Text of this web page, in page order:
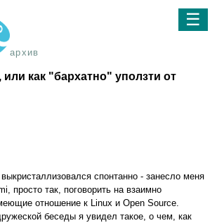
архив
☰
как "бархатно" уползти от
спонтанно - занесло меня
просто так, поговорить на взаимно
отношение к Linux и Open Source.
беседы я увидел такое, о чем, как